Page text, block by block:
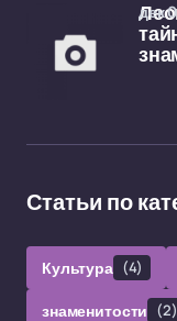
дек
Статьи по
Культура (4)
знаменитости (2)